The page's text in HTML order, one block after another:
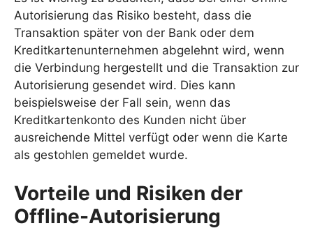
Autorisierung das Risiko besteht, dass die
Transaktion später von der Bank oder dem
Kreditkartenunternehmen abgelehnt wird, wenn
die Verbindung hergestellt und die Transaktion zur
Autorisierung gesendet wird. Dies kann
beispielsweise der Fall sein, wenn das
Kreditkartenkonto des Kunden nicht über
ausreichende Mittel verfügt oder wenn die Karte
als gestohlen gemeldet wurde.
Vorteile und Risiken der
Offline-Autorisierung